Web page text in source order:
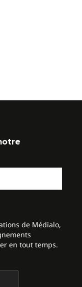
de Médialo,
en tout temps.